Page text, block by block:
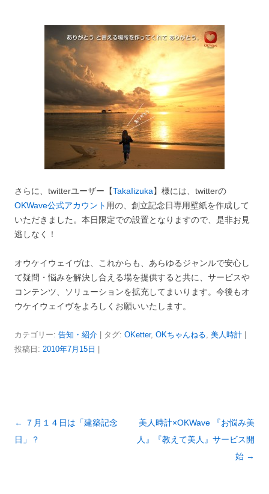
さらに、twitterユーザー【TakaIizuka】様には、twitterの
OKWave公式アカウント 用の、創立記念日専用壁紙を作成して
いただきました。本日限定での設置となりますので、是非お見
逃しなく！
オウケイウェイヴは、これからも、あらゆるジャンルで安心し
て疑問・悩みを解決し合える場を提供すると共に、サービスや
コンテンツ、ソリューションを拡充してまいります。今後もオ
ウケイウェイヴをよろしくお願いいたします。
カテゴリー: 告知・紹介 | タグ: OKetter, OKちゃんねる 美人時計
投稿日: 2010年7月15日
投
稿
←
７月１４日は「建築記念
日」？
美人時計×OKWave 『お悩み美
人』『教えて美人』サービス開
始 →